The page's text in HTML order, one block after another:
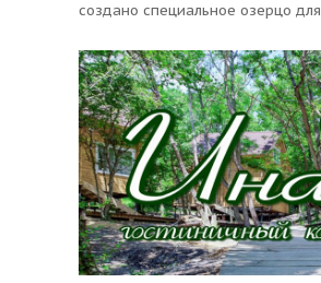
создано специальное озерцо